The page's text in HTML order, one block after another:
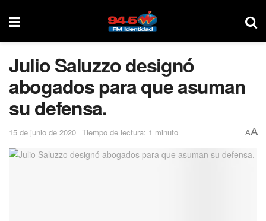
Julio Saluzzo designó
abogados para que asuman
su defensa.
15 de junio de 2020 Tiempo de lectura: 1 minuto AA